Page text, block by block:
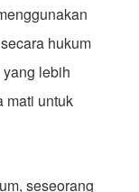
hukum
lebih
mati untuk
seseorang